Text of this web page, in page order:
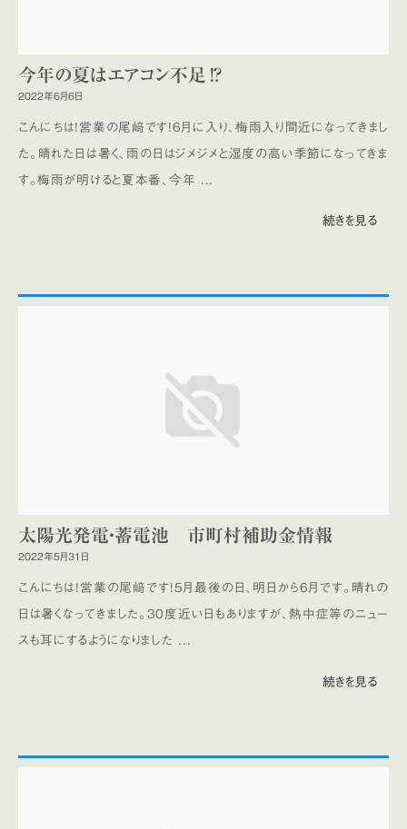
今年の夏はエアコン不足⁉
2022年6月6日
こんにちは！営業の尾﨑です！6月に入り、梅雨入り間近になってきまし
た。晴れた日は暑く、雨の日はジメジメと湿度の高い季節になってきま
す。梅雨が明けると夏本番、今年 ...
続きを見る
太陽光発電・蓄電池 市町村補助金情報
2022年5月31日
こんにちは！営業の尾﨑です！5月最後の日、明日から6月です。晴れの
日は暑くなってきました。30度近い日もありますが、熱中症等のニュー
スも耳にするようになりました ...
続きを見る